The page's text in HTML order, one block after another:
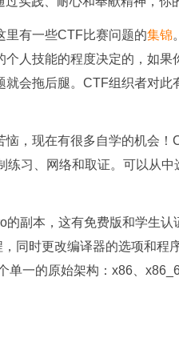
里有一些CTF比赛问题的集锦
人技能的程度决定的，如
会拖后腿。CTF组织者对
，现在有很多自学的机会！
习、网络和取证。可以从
副本，这有免费版和学生认
同时更改编译器的选项和程
单一的原始架构：x86、